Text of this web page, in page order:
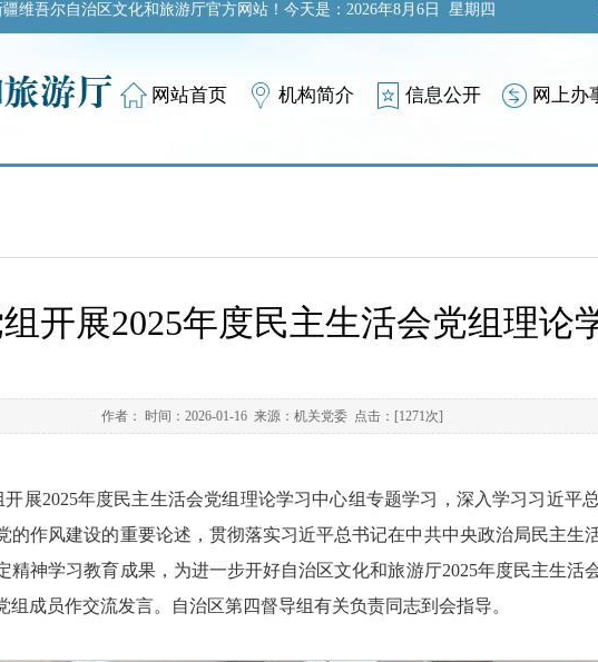
维吾尔自治区文化和旅游厅官方网站！今天是： 2026年8月6日 星期四
网站首页 机构简介 信息公开 网上办
开展2025年度民主生活会党组理论
作者： 时间：2026-01-16 来源：机关党委 点击：[1271次]
展2025年度民主生活会党组理论学习中心组专题学习，深入学习习近平
的作风建设的重要论述，贯彻落实习近平总书记在中共中央政治局民主生
神学习教育成果，为进一步开好自治区文化和旅游厅2025年度民主生活
成员作交流发言。自治区第四督导组有关负责同志到会指导。